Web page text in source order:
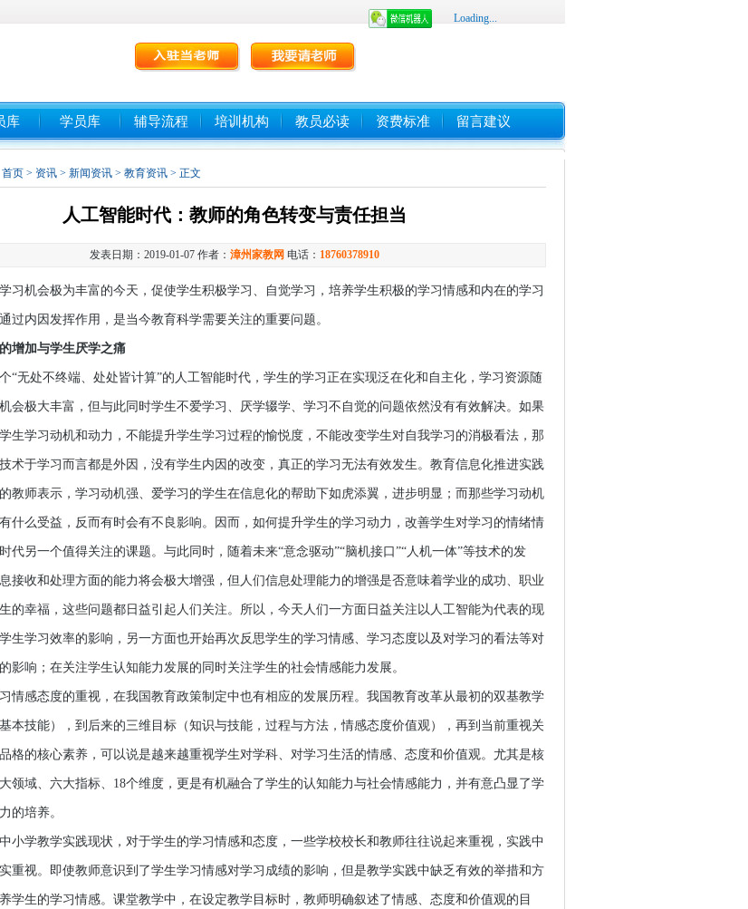
Loading...
库 学员库 辅导流程 培训机构 教员必读 资费标准 留言建议
首页 > 资讯 > 新闻资讯 > 教育资讯 > 正文
人工智能时代：教师的角色转变与责任担当
发表日期：2019-01-07 作者： 漳州家教网 电话： 18760378910
习机会极为丰富的今天，促使学生积极学习、自觉学习，培养学生积极的学习情感和内在的学习
过内因发挥作用，是当今教育科学需要关注的重要问题。
增加与学生厌学之痛
处不终端、处处皆计算”的人工智能时代，学生的学习正在实现泛在化和自主化，学习资源随
会极大丰富，但与此同时学生不爱学习、厌学辍学、学习不自觉的问题依然没有有效解决。如果
生学习动机和动力，不能提升学生学习过程的愉悦度，不能改变学生对自我学习的消极看法，那
术于学习而言都是外因，没有学生内因的改变，真正的学习无法有效发生。教育信息化推进实践
教师表示，学习动机强、爱学习的学生在信息化的帮助下如虎添翼，进步明显；而那些学习动机
什么受益，反而有时会有不良影响。因而，如何提升学生的学习动力，改善学生对学习的情绪情
代另一个值得关注的课题。与此同时，随着未来“意念驱动”“脑机接口”“人机一体”等技术的发
接收和处理方面的能力将会极大增强，但人们信息处理能力的增强是否意味着学业的成功、职业
的幸福，这些问题都日益引起人们关注。所以，今天人们一方面日益关注以人工智能为代表的现
生学习效率的影响，另一方面也开始再次反思学生的学习情感、学习态度以及对学习的看法等对
影响；在关注学生认知能力发展的同时关注学生的社会情感能力发展。
感态度的重视，在我国教育政策制定中也有相应的发展历程。我国教育改革从最初的双基教学
基本技能），到后来的三维目标（知识与技能，过程与方法，情感态度价值观），再到当前重视关
格的核心素养，可以说是越来越重视学生对学科、对学习生活的情感、态度和价值观。尤其是核
领域、六大指标、18个维度，更是有机融合了学生的认知能力与社会情感能力，并有意凸显了学
的培养。
学教学实践现状，对于学生的学习情感和态度，一些学校校长和教师往往说起来重视，实践中
重视。即使教师意识到了学生学习情感对学习成绩的影响，但是教学实践中缺乏有效的举措和方
学生的学习情感。课堂教学中，在设定教学目标时，教师明确叙述了情感、态度和价值观的目